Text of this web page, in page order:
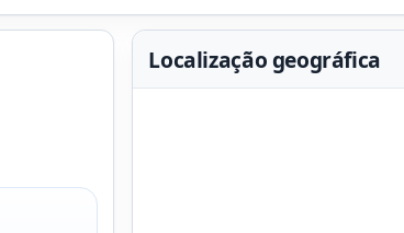
Localização geográfica